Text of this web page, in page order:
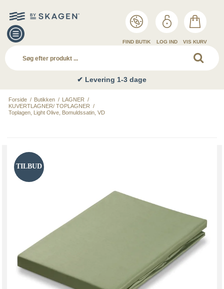
FIND BUTIK LOG IND VIS KURV
✔ Levering 1-3 dage
Forside / Butikken / LAGNER /
KUVERTLAGNER/ TOPLAGNER /
Toplagen, Light Olive, Bomuldssatin, VD
TILBUD